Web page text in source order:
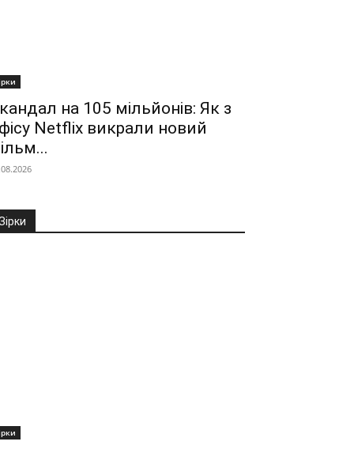
на 105 мільйонів: Як з
Netflix викрали новий